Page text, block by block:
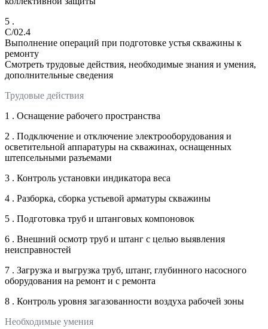
5 .
C/02.4
Выполнение операций при подготовке устья скважины к
ремонту
Смотреть трудовые действия, необходимые знания и умения,
дополнительные сведения
Трудовые действия
1 . Оснащение рабочего пространства
2 . Подключение и отключение электрооборудования и
осветительной аппаратуры на скважинах, оснащенных
штепсельными разъемами
3 . Контроль установки индикатора веса
4 . Разборка, сборка устьевой арматуры скважины
5 . Подготовка труб и штанговых компоновок
6 . Внешний осмотр труб и штанг с целью выявления
неисправностей
7 . Загрузка и выгрузка труб, штанг, глубинного насосного
оборудования на ремонт и с ремонта
8 . Контроль уровня загазованности воздуха рабочей зоны
Необходимые умения